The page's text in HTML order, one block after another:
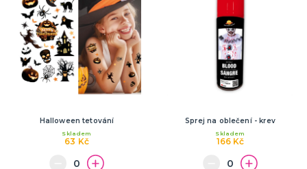
Halloween tetování
63 Kč
Skladem
Sprej na oblečení - krev
166 Kč
Skladem